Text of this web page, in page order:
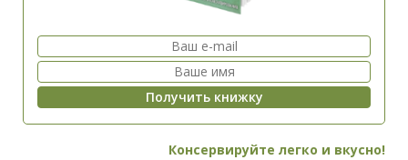
Консервируйте легко и вкусно!